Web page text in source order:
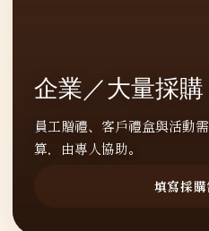
企業／大量採購
員工贈禮、客戶禮盒與活動
算，由專人協助。
填寫採